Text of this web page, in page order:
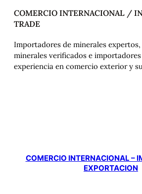
COMERCIO INTERNACIONAL /
TRADE
Importadores de minerales
minerales verificados e
experiencia en comercio exterior y
COMERCIO INTERNACIONAL –
EXPORTACION